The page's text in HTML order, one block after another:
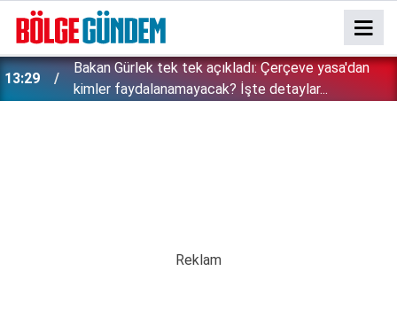
13:29
Bakan Gürlek tek tek açıkladı: Çerçeve yasa'dan
kimler faydalanamayacak? İşte detaylar...